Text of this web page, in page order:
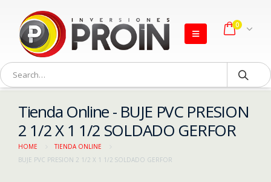
0
Tienda Online - BUJE PVC PRESION
2 1/2 X 1 1/2 SOLDADO GERFOR
HOME
TIENDA ONLINE
BUJE PVC PRESION 2 1/2 X 1 1/2 SOLDADO GERFOR